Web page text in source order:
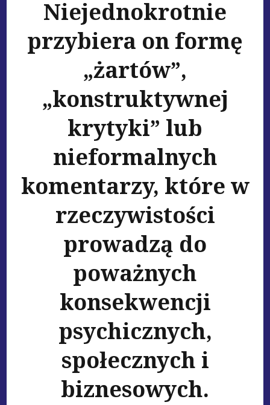
Niejednokrotnie
przybiera on formę
„żartów”,
„konstruktywnej
krytyki” lub
nieformalnych
komentarzy, które w
rzeczywistości
prowadzą do
poważnych
konsekwencji
psychicznych,
społecznych i
biznesowych.